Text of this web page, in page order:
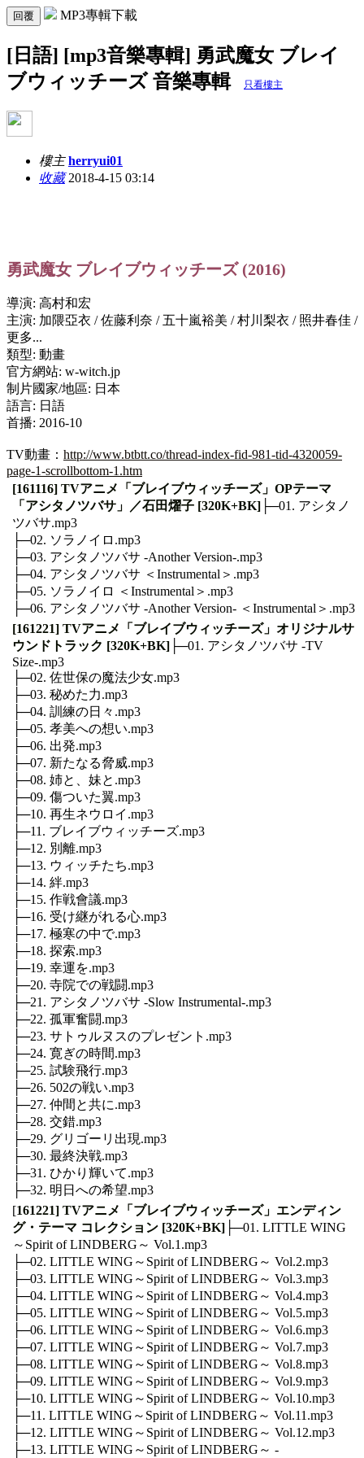
回覆 MP3專輯下載
[日語] [mp3音樂專輯] 勇武魔女 ブレイ
ブウィッチーズ 音樂專輯
只看樓主
樓主 herryui01
收藏2018-4-15 03:14
勇武魔女 ブレイブウィッチーズ (2016)
導演: 高村和宏
主演: 加隈亞衣 / 佐藤利奈 / 五十嵐裕美 / 村川梨衣 / 照井春佳 /
更多...
類型: 動畫
官方網站: w-witch.jp
制片國家/地區: 日本
語言: 日語
首播: 2016-10
TV動畫： http://www.btbtt.co/thread-index-fid-981-tid-4320059-
page-1-scrollbottom-1.htm
[161116] TVアニメ「ブレイブウィッチーズ」OPテーマ
「アシタノツバサ」／石田燿子 [320K+BK] ├─01. アシタノ
ツバサ.mp3
├─02. ソラノイロ.mp3
├─03. アシタノツバサ -Another Version-.mp3
├─04. アシタノツバサ ＜Instrumental＞.mp3
├─05. ソラノイロ ＜Instrumental＞.mp3
├─06. アシタノツバサ -Another Version- ＜Instrumental＞.mp3
[161221] TVアニメ「ブレイブウィッチーズ」オリジナルサ
ウンドトラック [320K+BK] ├─01. アシタノツバサ -TV
Size-.mp3
├─02. 佐世保の魔法少女.mp3
├─03. 秘めた力.mp3
├─04. 訓練の日々.mp3
├─05. 孝美への想い.mp3
├─06. 出発.mp3
├─07. 新たなる脅威.mp3
├─08. 姉と、妹と.mp3
├─09. 傷ついた翼.mp3
├─10. 再生ネウロイ.mp3
├─11. ブレイブウィッチーズ.mp3
├─12. 別離.mp3
├─13. ウィッチたち.mp3
├─14. 絆.mp3
├─15. 作戦會議.mp3
├─16. 受け継がれる心.mp3
├─17. 極寒の中で.mp3
├─18. 探索.mp3
├─19. 幸運を.mp3
├─20. 寺院での戦闘.mp3
├─21. アシタノツバサ -Slow Instrumental-.mp3
├─22. 孤軍奮闘.mp3
├─23. サトゥルヌスのプレゼント.mp3
├─24. 寛ぎの時間.mp3
├─25. 試験飛行.mp3
├─26. 502の戦い.mp3
├─27. 仲間と共に.mp3
├─28. 交錯.mp3
├─29. グリゴーリ出現.mp3
├─30. 最終決戦.mp3
├─31. ひかり輝いて.mp3
├─32. 明日への希望.mp3‍
[161221] TVアニメ「ブレイブウィッチーズ」エンディン
グ・テーマ コレクション [320K+BK] ├─01. LITTLE WING
～Spirit of LINDBERG～ Vol.1.mp3
├─02. LITTLE WING～Spirit of LINDBERG～ Vol.2.mp3
├─03. LITTLE WING～Spirit of LINDBERG～ Vol.3.mp3
├─04. LITTLE WING～Spirit of LINDBERG～ Vol.4.mp3
├─05. LITTLE WING～Spirit of LINDBERG～ Vol.5.mp3
├─06. LITTLE WING～Spirit of LINDBERG～ Vol.6.mp3
├─07. LITTLE WING～Spirit of LINDBERG～ Vol.7.mp3
├─08. LITTLE WING～Spirit of LINDBERG～ Vol.8.mp3
├─09. LITTLE WING～Spirit of LINDBERG～ Vol.9.mp3
├─10. LITTLE WING～Spirit of LINDBERG～ Vol.10.mp3
├─11. LITTLE WING～Spirit of LINDBERG～ Vol.11.mp3
├─12. LITTLE WING～Spirit of LINDBERG～ Vol.12.mp3
├─13. LITTLE WING～Spirit of LINDBERG～ -